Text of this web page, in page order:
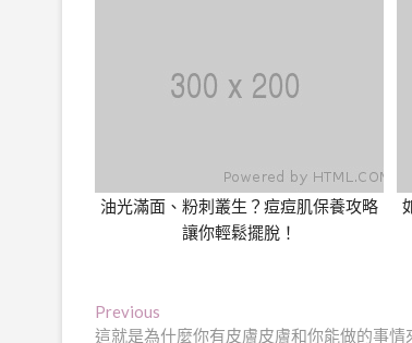
油光滿面、粉刺叢生？痘痘肌保養攻略
讓你輕鬆擺脫！
文
Previous
post:
這就是為什麼你有皮膚皮膚和你能做的事情